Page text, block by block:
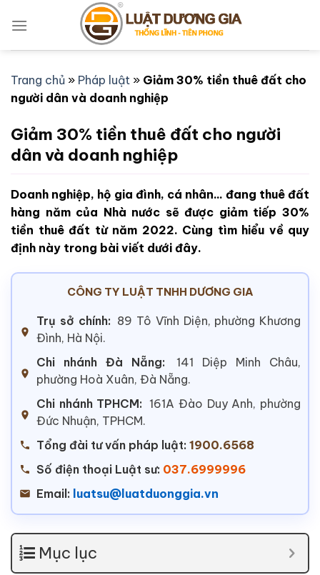
qua
Trang chủ » Pháp luật » Giảm 30% tiền thuê đất cho
người dân và doanh nghiệp
Giảm 30% tiền thuê đất cho người
dân và doanh nghiệp
Doanh nghiệp, hộ gia đình, cá nhân... đang thuê đất
hàng năm của Nhà nước sẽ được giảm tiếp 30%
tiền thuê đất từ năm 2022. Cùng tìm hiểu về quy
định này trong bài viết dưới đây.
CÔNG TY LUẬT TNHH DƯƠNG GIA
Trụ sở chính: 89 Tô Vĩnh Diện, phường Khương
Đình, Hà Nội.
Chi nhánh Đà Nẵng:
141 Diệp Minh Châu,
phường Hoà Xuân, Đà Nẵng.
Chi nhánh TPHCM: 161A Đào Duy Anh, phường
Đức Nhuận, TPHCM.
Tổng đài tư vấn pháp luật: 1900.6568
Số điện thoại Luật sư: 037.6999996
Email: luatsu@luatduonggia.vn
Mục lục